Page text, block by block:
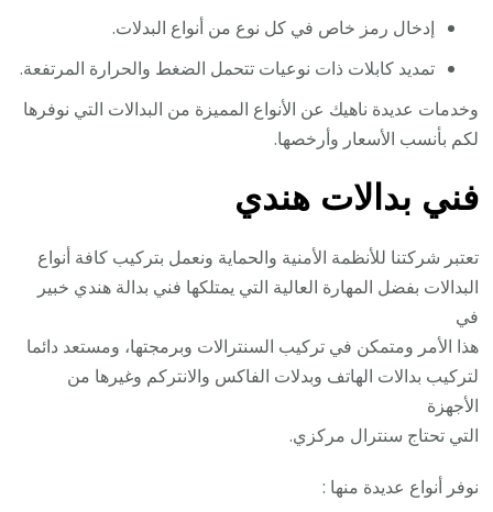
إدخال رمز خاص في كل نوع من أنواع البدلات.
تمديد كابلات ذات نوعيات تتحمل الضغط والحرارة المرتفعة.
وخدمات عديدة ناهيك عن الأنواع المميزة من البدالات التي نوفرها
لكم بأنسب الأسعار وأرخصها.
فني بدالات هندي
تعتبر شركتنا للأنظمة الأمنية والحماية ونعمل بتركيب كافة أنواع
البدالات بفضل المهارة العالية التي يمتلكها فني بدالة هندي خبير
في
هذا الأمر ومتمكن في تركيب السنترالات وبرمجتها، ومستعد دائما
لتركيب بدالات الهاتف وبدلات الفاكس والانتركم وغيرها من
الأجهزة
التي تحتاج سنترال مركزي.
نوفر أنواع عديدة منها :